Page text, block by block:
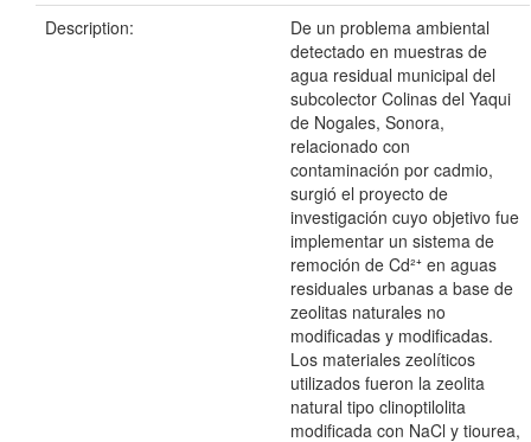
Description:
De un problema ambiental
detectado en muestras de
agua residual municipal del
subcolector Colinas del Yaqui
de Nogales, Sonora,
relacionado con
contaminación por cadmio,
surgió el proyecto de
investigación cuyo objetivo fue
implementar un sistema de
remoción de Cd²⁺ en aguas
residuales urbanas a base de
zeolitas naturales no
modificadas y modificadas.
Los materiales zeolíticos
utilizados fueron la zeolita
natural tipo clinoptilolita
modificada con NaCl y tiourea,